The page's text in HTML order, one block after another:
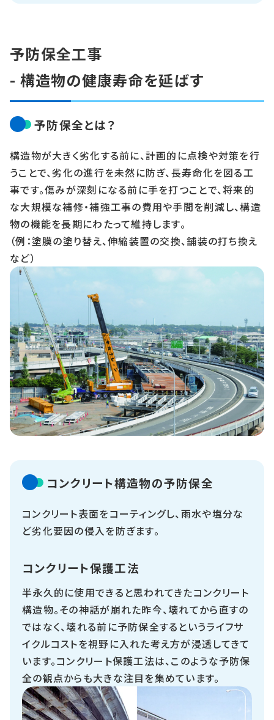
予防保全工事
- 構造物の健康寿命を延ばす
予防保全とは？
構造物が大きく劣化する前に、計画的に点検や対策を行
うことで、劣化の進行を未然に防ぎ、長寿命化を図る工
事です。傷みが深刻になる前に手を打つことで、将来的
な大規模な補修・補強工事の費用や手間を削減し、構造
物の機能を長期にわたって維持します。
（例：塗膜の塗り替え、伸縮装置の交換、舗装の打ち換え
など）
コンクリート構造物の予防保全
コンクリート表面をコーティングし、雨水や塩分な
ど劣化要因の侵入を防ぎます。
コンクリート保護工法
半永久的に使用できると思われてきたコンクリート
構造物。その神話が崩れた昨今、壊れてから直すの
ではなく、壊れる前に予防保全するというライフサ
イクルコストを視野に入れた考え方が浸透してきて
います。コンクリート保護工法は、このような予防保
全の観点からも大きな注目を集めています。